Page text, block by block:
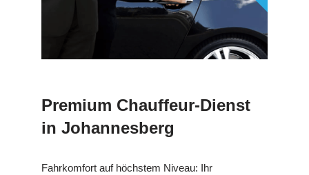
Premium Chauffeur-Dienst
in Johannesberg
Fahrkomfort auf höchstem Niveau: Ihr